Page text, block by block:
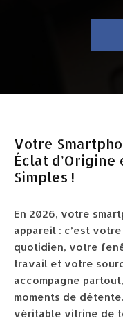
Votre
Éclat d’Origine
Simples !
En 2026, votre
appareil : c’est
quotidien, votre
travail et votre
accompagne
moments de
véritable vitrine de